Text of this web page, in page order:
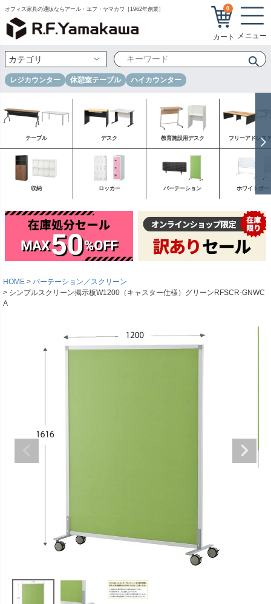
オフィス家具の通販ならアール・エフ・ヤマカワ［1962年創業］ 0
レジカウンター 休憩室テーブル ハイカウンター
テーブル デスク 教育施設用デスク フリーアドレス
収納 ロッカー パーテーション ホワイトボー
HOME
パーテーション／スクリーン
シンプルスクリーン掲示板W1200（キャスター仕様）グリーンRFSCR-GNWC
A